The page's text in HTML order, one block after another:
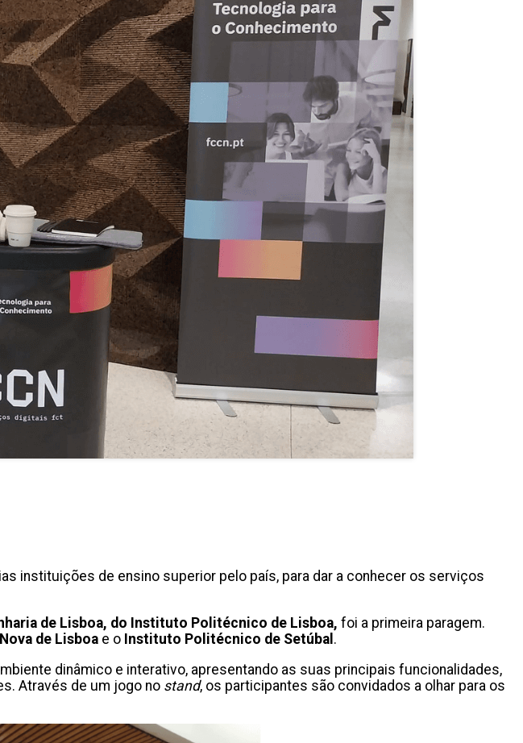
instituições de ensino superior pelo país, para dar a conhecer os serviços
de Lisboa, do Instituto Politécnico de Lisboa, foi a primeira paragem.
de Lisboa e o Instituto Politécnico de Setúbal .
dinâmico e interativo, apresentando as suas principais funcionalidades,
Através de um jogo no stand, os participantes são convidados a olhar para os